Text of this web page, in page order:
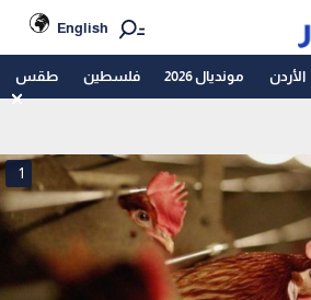
English
الأردن مونديال 2026 فلسطين طقس
1